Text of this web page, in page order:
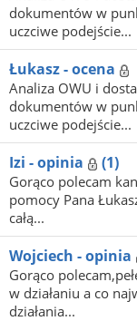
dokumentów w
uczciwe podejście...
Łukasz - ocena
Analiza OWU i
dokumentów w
uczciwe podejście...
Izi - opinia (1)
Gorąco polecam
pomocy Pana
całą...
Wojciech - opinia
Gorąco
w działaniu a co
działania...